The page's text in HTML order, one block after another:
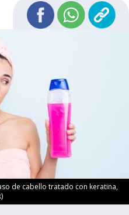
de cabello tratado con keratina,